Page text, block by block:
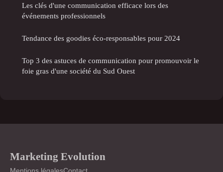
Les clés d'une communication efficace lors des
événements professionnels
Tendance des goodies éco-responsables pour 2024
Top 3 des astuces de communication pour promouvoir le
foie gras d'une société du Sud Ouest
Marketing Evolution